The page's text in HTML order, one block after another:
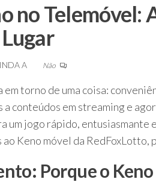
no Telemóvel:
A Não
em torno de uma coisa:
a conteúdos em streaming e
um jogo rápido,
Keno móvel da RedFoxLotto,
Porque o